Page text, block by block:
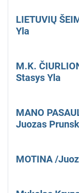
LIETUVIŲ
Yla
M.K.
Stasys Yla
MANO
Juozas
MOTINA /